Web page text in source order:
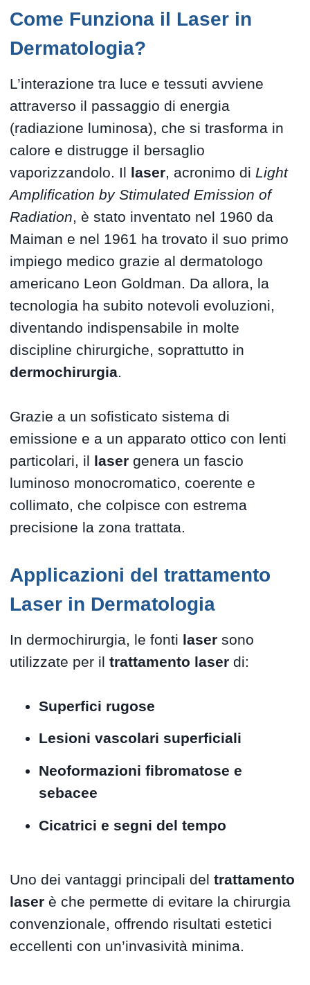
Come Funziona il Laser in
Dermatologia?
L’interazione tra luce e tessuti avviene
attraverso il passaggio di energia
(radiazione luminosa), che si trasforma in
calore e distrugge il bersaglio
vaporizzandolo. Il laser , acronimo di Light
Amplification by Stimulated Emission of
Radiation , è stato inventato nel 1960 da
Maiman e nel 1961 ha trovato il suo primo
impiego medico grazie al dermatologo
americano Leon Goldman. Da allora, la
tecnologia ha subito notevoli evoluzioni,
diventando indispensabile in molte
discipline chirurgiche, soprattutto in
dermochirurgia
Grazie a un sofisticato sistema di
emissione e a un apparato ottico con lenti
particolari, il laser genera un fascio
luminoso monocromatico, coerente e
collimato, che colpisce con estrema
precisione la zona trattata.
Applicazioni del trattamento
Laser in Dermatologia
In dermochirurgia, le fonti laser sono
utilizzate per iltrattamento laser di:
Superfici rugose
Lesioni vascolari superficiali
Neoformazioni fibromatose e
sebacee
Cicatrici e segni del tempo
Uno dei vantaggi principali deltrattamento
laser è che permette di evitare la chirurgia
convenzionale, offrendo risultati estetici
eccellenti con un’invasività minima.